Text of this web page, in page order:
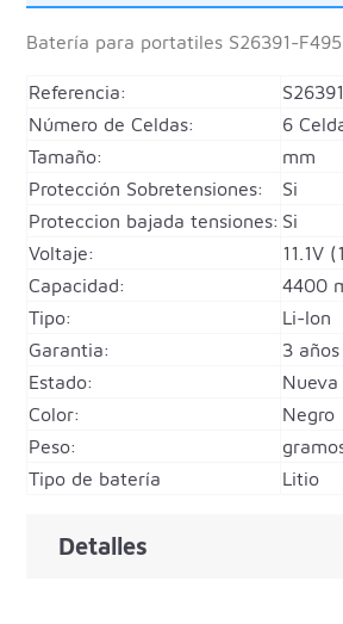
Batería para portatiles S26391-
Referencia:
Número de Celdas:
6
Tamaño:
mm
Protección Sobretensiones:
Si
Proteccion bajada tensiones: Si
Voltaje:
11.1V
Capacidad:
4400
Tipo:
Li-Ion
Garantia:
3 años
Estado:
Nueva
Color:
Negro
Peso:
Tipo de batería
Litio
Detalles